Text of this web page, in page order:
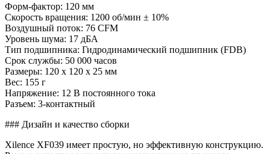
Форм-фактор: 120 мм
Скорость вращения: 1200 об/мин ± 10%
Воздушный поток: 76 CFM
Уровень шума: 17 дБА
Тип подшипника: Гидродинамический подшипник (FDB)
Срок службы: 50 000 часов
Размеры: 120 x 120 x 25 мм
Вес: 155 г
Напряжение: 12 В постоянного тока
Разъем: 3-контактный
### Дизайн и качество сборки
Xilence XF039 имеет простую, но эффективную конструкцию.